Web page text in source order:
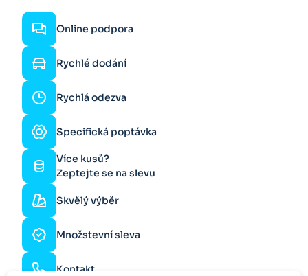
Online podpora
Rychlé dodání
Rychlá odezva
Specifická poptávka
Více kusů?
Zeptejte se na slevu
Skvělý výběr
Množstevní sleva
Kontakt